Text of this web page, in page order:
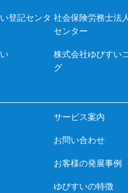
登記センタ 社会保険労務士法
センター
株式会社ゆびすい
グ
サービス案内
お問い合わせ
お客様の発展事例
ゆびすいの特徴